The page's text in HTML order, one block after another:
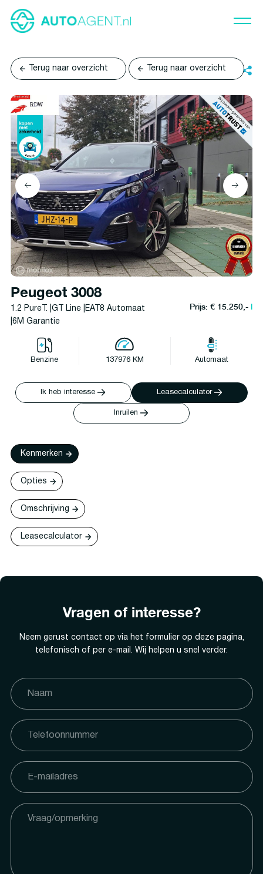
Terug naar overzicht Terug naar overzicht
Peugeot 3008
1.2 PureT. |GT Line |EAT8 Automaat
|6M Garantie
Prijs: € 15.250,-l
Benzine 137976 KM Automaat
Ik heb interesse Leasecalculator
Inruilen
Kenmerken
Opties
Omschrijving
Leasecalculator
Vragen of interesse?
Neem gerust contact op via het formulier op deze pagina,
telefonisch of per e-mail. Wij helpen u snel verder.